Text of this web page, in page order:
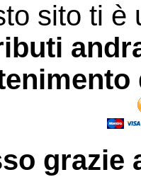
sito ti è
grazie